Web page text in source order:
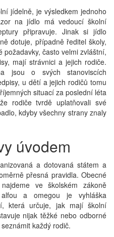
jídelně, je výsledkem jednoho
na jídlo má vedoucí školní
připravuje. Jinak si jídlo
dotuje, případně ředitel školy,
často velmi zvláštní,
mají strávnici a jejich rodiče.
jsou o svých stanoviscích
u dětí a jejich rodičů tomu
situací za poslední léta
rodiče tvrdě uplatňovali své
kdyby všechny strany znaly
úvodem
a dotovaná státem a
přesná pravidla. Obecné
ve školském zákoně
a omegou je vyhláška
která určuje, jak mají školní
nijak těžké nebo odborné
každý rodič.